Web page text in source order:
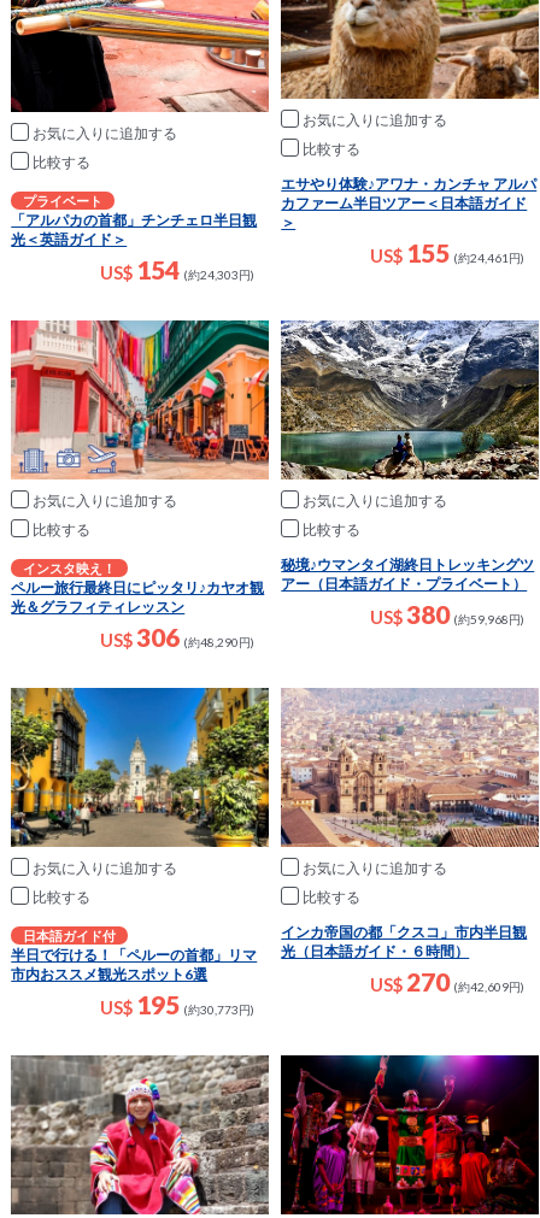
お気に入りに追加
比較
プライベート
「アルパカの首都」チンチェロ半日観
光＜英語ガイド＞
US$ 154 (約24,303円)
お気に入りに追加
比較
エサやり体験♪アワナ・カンチャ アルパ
カファーム半日ツアー＜日本語ガイド
＞
US$ 155 (約24,461円)
お気に入りに追加
比較
インスタ映え！
ペルー旅行最終日にピッタリ♪カヤオ観
光＆グラフィティレッスン
US$306 (約48,290円)
お気に入りに追加
比較
秘境♪ウマンタイ湖終日トレッキングツ
アー（日本語ガイド・プライベート）
US$380 (約59,968円)
お気に入りに追加
比較
日本語ガイド付
半日で行ける！「ペルーの首都」リマ
市内おススメ観光スポット6選
US$ 195 (約30,773円)
お気に入りに追加
比較
インカ帝国の都「クスコ」市内半日観
光（日本語ガイド・６時間）
US$ 270 (約42,609円)